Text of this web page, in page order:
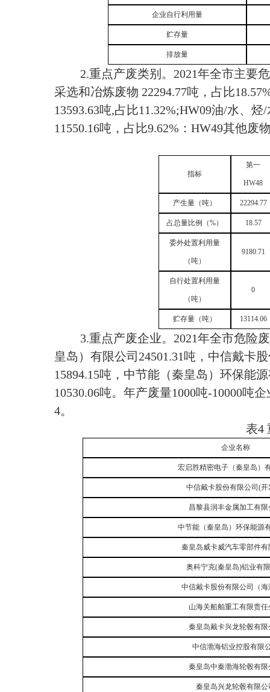
企业自行利用量
贮存量
排放量
2.重点产废类别。2021年全市主要
采选和冶炼废物 22294.77吨，占比
13593.63吨,占比11.32%;HW09油/水、烃
11550.16吨，占比9.62%：HW49其他废
指标
第一
HW48
产生量（吨） 22294.77
占总量比例（%） 18.57
委外处置利用量
（吨）
9180.71
自行处置利用量
（吨）
0
贮存量（吨） 13114.06
3.重点产废企业。2021年全市危险
皇岛）有限公司24501.31吨 ，中信戴卡
15894.15吨，中节能（秦皇岛）环保能
10530.06吨。年产废量1000吨-10000吨
4。
表4
企业名称
宏启胜精密电子（秦皇岛）
中信戴卡股份有限公司 (开
昌黎县润丰金属加工有限
中节能（秦皇岛）环保能源
秦皇岛威卡威汽车零部件有
奥科宁克(秦皇岛)铝业有
中信戴卡股份有限公司（海
山海关船舶重工有限责任
秦皇岛戴卡兴龙轮毂有限
中信渤海铝业控股有限
秦皇岛中秦渤海轮毂有限
秦皇岛兴龙轮毂有限公